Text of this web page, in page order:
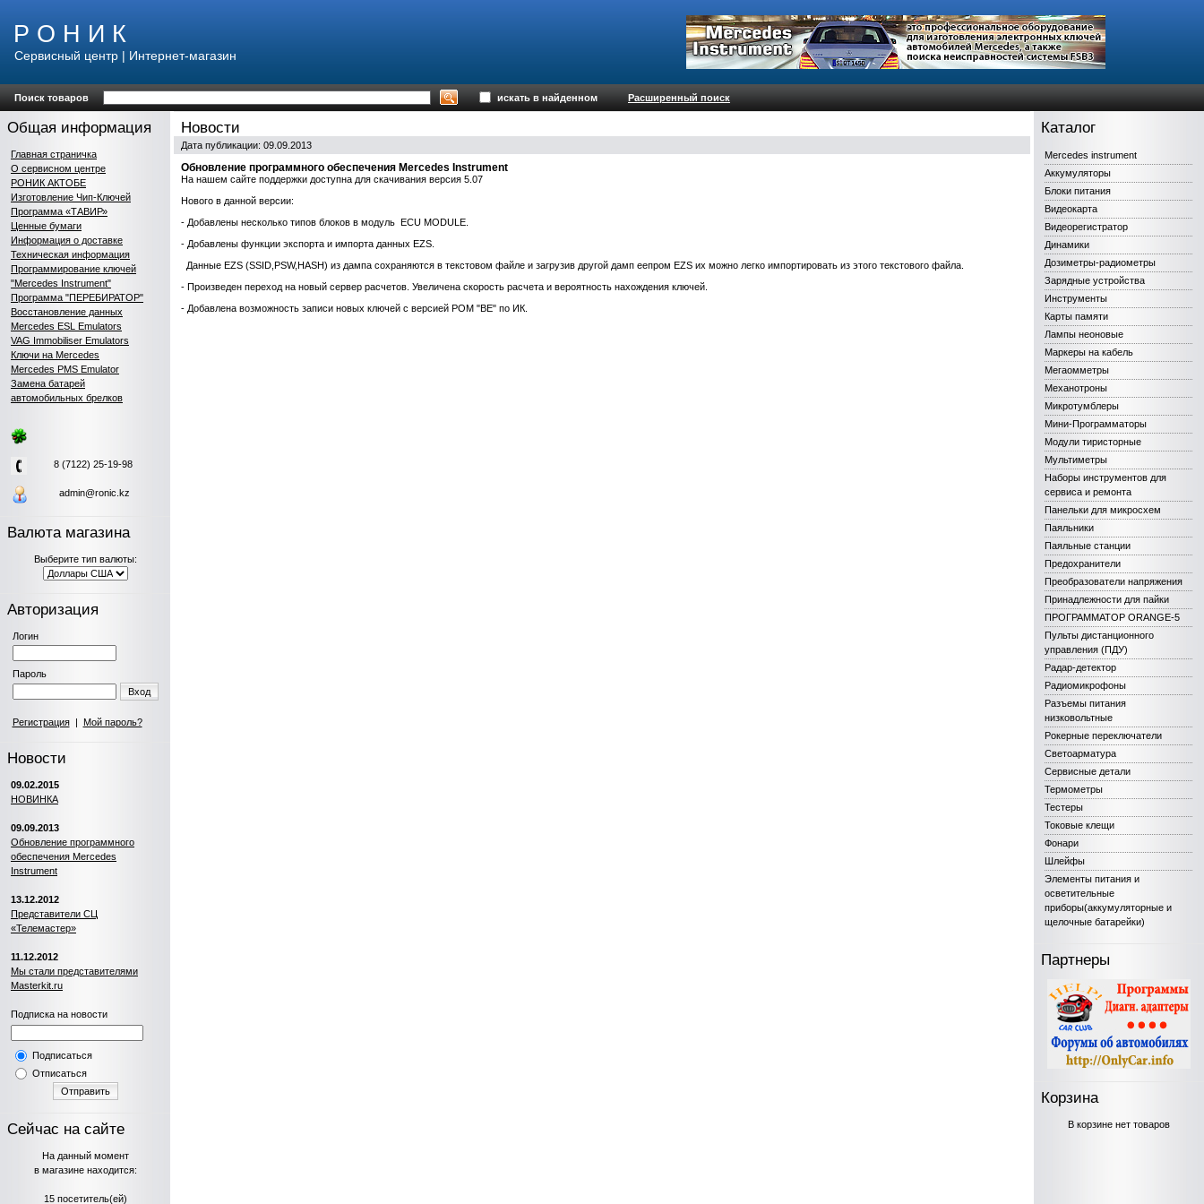
Р О Н И К
Сервисный центр | Интернет-магазин
Поиск товаров искать в найденном Расширенный поиск
Общая информация
Главная страничка
О сервисном центре
РОНИК АКТОБЕ
Изготовление Чип-Ключей
Программа «ТАВИР»
Ценные бумаги
Информация о доставке
Техническая информация
Программирование ключей
"Mercedes Instrument"
Программа "ПЕРЕБИРАТОР"
Восстановление данных
Mercedes ESL Emulators
VAG Immobiliser Emulators
Ключи на Mercedes
Mercedes PMS Emulator
Замена батарей
автомобильных брелков
8 (7122) 25-19-98
admin@ronic.kz
Валюта магазина
Выберите тип валюты:
Авторизация
Логин
Пароль
Вход
Регистрация| Мой пароль?
Новости
09.02.2015
НОВИНКА
09.09.2013
Обновление программного
обеспечения Mercedes
Instrument
13.12.2012
Представители СЦ
«Телемастер»
11.12.2012
Мы стали представителями
Masterkit.ru
Подписка на новости
Подписаться
Отписаться
Отправить
Сейчас на сайте
На данный момент
в магазине находится:
15 посетитель(ей)
Новости
Дата публикации: 09.09.2013
Обновление программного обеспечения Mercedes Instrument
На нашем сайте поддержки доступна для скачивания версия 5.07
Нового в данной версии:
- Добавлены несколько типов блоков в модуль ECU MODULE.
- Добавлены функции экспорта и импорта данных EZS.
Данные EZS (SSID,PSW,HASH) из дампа сохраняются в текстовом файле и загрузив другой дамп еепром EZS их можно легко импортировать из этого текстового файла.
- Произведен переход на новый сервер расчетов. Увеличена скорость расчета и вероятность нахождения ключей.
- Добавлена возможность записи новых ключей с версией РОМ "BE" по ИК.
Каталог
Mercedes instrument
Аккумуляторы
Блоки питания
Видеокарта
Видеорегистратор
Динамики
Дозиметры-радиометры
Зарядные устройства
Инструменты
Карты памяти
Лампы неоновые
Маркеры на кабель
Мегаомметры
Механотроны
Микротумблеры
Мини-Программаторы
Модули тиристорные
Мультиметры
Наборы инструментов для
сервиса и ремонта
Панельки для микросхем
Паяльники
Паяльные станции
Предохранители
Преобразователи напряжения
Принадлежности для пайки
ПРОГРАММАТОР ORANGE-5
Пульты дистанционного
управления (ПДУ)
Радар-детектор
Радиомикрофоны
Разъемы питания
низковольтные
Рокерные переключатели
Светоарматура
Сервисные детали
Термометры
Тестеры
Токовые клещи
Фонари
Шлейфы
Элементы питания и
осветительные
приборы(аккумуляторные и
щелочные батарейки)
Партнеры
Корзина
В корзине нет товаров